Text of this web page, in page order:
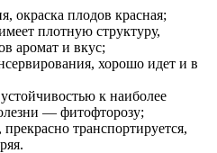
окраска плодов красная;
плотную структуру,
аромат и вкус;
хорошо идет и в
к наиболее
— фитофторозу;
транспортируется,